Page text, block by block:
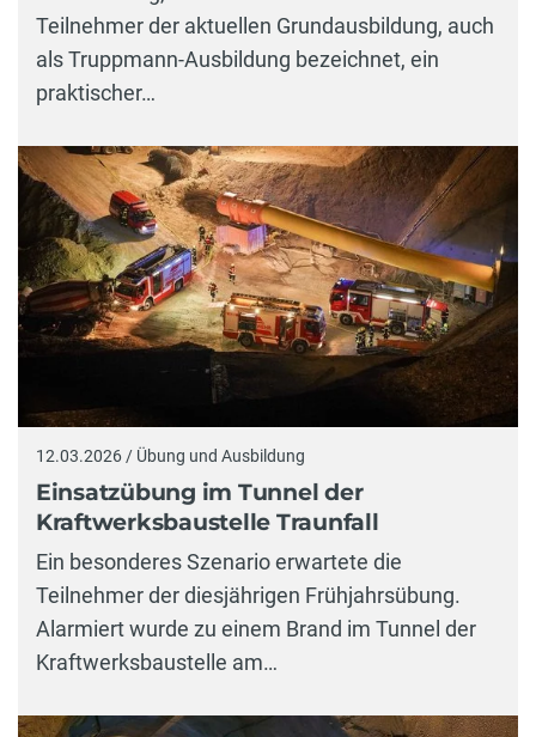
Teilnehmer der aktuellen Grundausbildung, auch
als Truppmann-Ausbildung bezeichnet, ein
praktischer…
12.03.2026 / Übung und Ausbildung
Einsatzübung im Tunnel der
Kraftwerksbaustelle Traunfall
Ein besonderes Szenario erwartete die
Teilnehmer der diesjährigen Frühjahrsübung.
Alarmiert wurde zu einem Brand im Tunnel der
Kraftwerksbaustelle am…